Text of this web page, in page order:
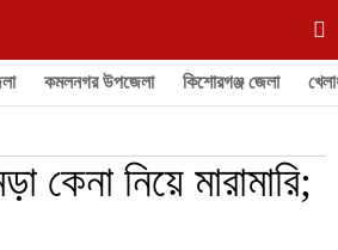
কমলনগর উপজেলা কিশোরগঞ্জ জেলা
কেনা নিয়ে মারামারি;